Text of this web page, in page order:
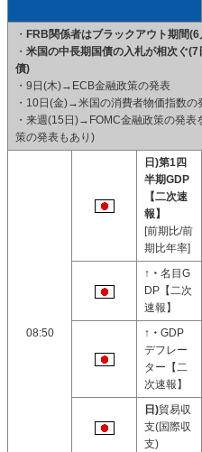
・ FRB関係者はブラックアウト期間
・ 米国の中長期国債の入札が相次
債)
・9日(木)→ECB金融政策の発表
・10日(金)→米国の消費者物価指数の
・来週(15日)→FOMC金融政策の発表
策の発表もあり)
08:50
日)第1四
半期GDP
【二次速
報】
[前期比/前
期比年率]
↑・ 名目G
DP【二次
速報】
↑・ GDP
デフレー
ター【二
次速報】
日)貿易収
支(国際収
支)